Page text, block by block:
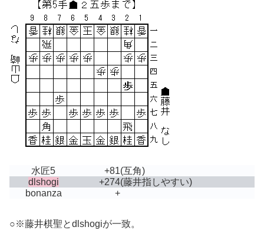
水匠5 +81(互角)
dlshogi
+274(藤井指しやすい)
bonanza
+
○※藤井棋聖とdlshogiが一致。